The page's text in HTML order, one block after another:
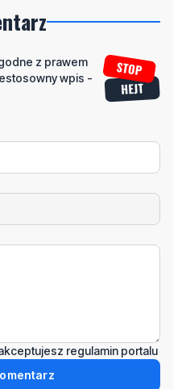
wpis -